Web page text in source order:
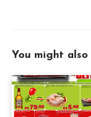
You might also